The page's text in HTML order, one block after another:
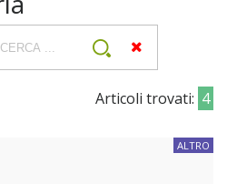
Articoli trovati: 4
ALTRO